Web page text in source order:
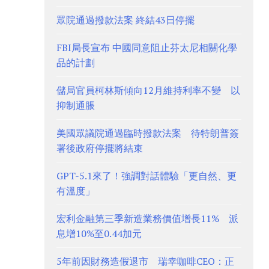
眾院通過撥款法案 終結43日停擺
FBI局長宣布 中國同意阻止芬太尼相關化學
品的計劃
儲局官員柯林斯傾向12月維持利率不變 以
抑制通脹
美國眾議院通過臨時撥款法案 待特朗普簽
署後政府停擺將結束
GPT-5.1來了！強調對話體驗「更自然、更
有溫度」
宏利金融第三季新造業務價值增長11% 派
息增10%至0.44加元
5年前因財務造假退市 瑞幸咖啡CEO：正